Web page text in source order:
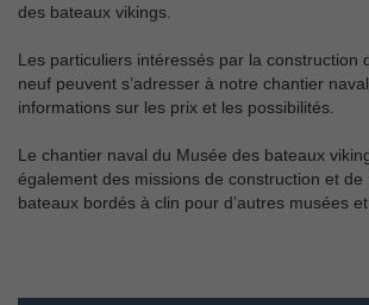
des bateaux vikings.
Les particuliers intéressés par la construction
neuf peuvent s’adresser à notre chantier
informations sur les prix et les possibilités.
Le chantier naval du Musée des bateaux
également des missions de construction et de
bateaux bordés à clin pour d’autres musées